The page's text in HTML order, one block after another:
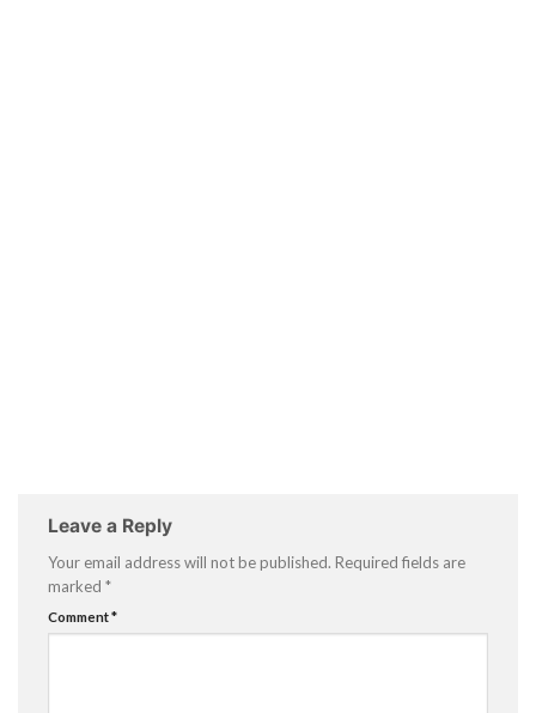
Leave a Reply
Your email address will not be published. Required fields are
marked *
Comment*